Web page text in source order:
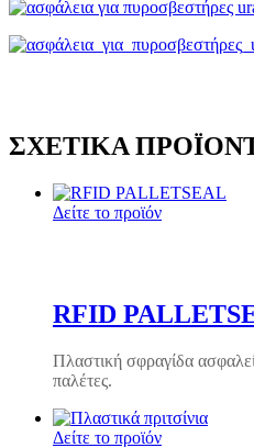
ΣΧΕΤΙΚΆ
Δείτε το προϊόν
RFID
Πλαστική σφραγίδα
παλέτες.
Δείτε το προϊόν